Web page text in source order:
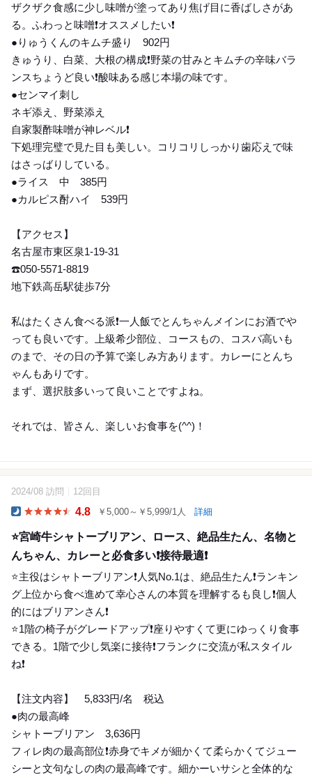
ザクザク食感に少し味噌が塗ってあり焦げ目に香ばしさがあ
る。ふわっと味噌❗️オススメしたい❗️
●りゅうくんのキムチ盛り 902円
きゅうり、白菜、大根の構成❗️野菜の甘みとキムチの辛味バラ
ンスちょうど良い❗️酸味ある感じ本場の味です。
●センマイ刺し
ネギ添え、野菜添え
自家製酢味噌が神レベル❗️
下処理完璧で見た目も美しい。コリコリしっかり歯応えで味
はさっばりしている。
●ライス 中 385円
●カルピス酎ハイ 539円
【アクセス】
名古屋市東区泉1-19-31
☎️050-5571-8819
地下鉄高岳駅徒歩7分
私はたくさん食べる派❗️一人飯でとんちゃんメインにお酒でや
っても良いです。上級希少部位、コースもの、コスパ高いも
のまで、その日の予算で楽しみ方あります。カレーにとんち
ゃんもありです。
まず、選択肢多いって良いことですよね。
それでは、皆さん、楽しいお食事を(^^)！
15
2024/08 訪問 12回目
4.8 ￥5,000～￥5,999/1人 詳細
⭐️宮崎牛シャトーブリアン、ロース、絶品生たん、名物と
んちゃん、カレーと必食多い❗️接待最適❗️
⭐️主役はシャトーブリアン❗️人気No.1は、絶品生たん❗️ランキン
グ上位から食べ進めて幸心さんの本質を理解するも良し❗️個人
的にはブリアンさん❗️
⭐️1階の椅子がグレードアップ❗️座りやすくて更にゆっくり食事
できる。1階で少し気楽に接待❗️フランクに交流が私スタイル
ね❗️
【注文内容】 5,833円/名 税込
●肉の最高峰
シャトーブリアン 3,636円
フィレ肉の最高部位❗️赤身でキメが細かくて柔らかくてジュー
シーと文句なしの肉の最高峰です。細かーいサシと全体的な